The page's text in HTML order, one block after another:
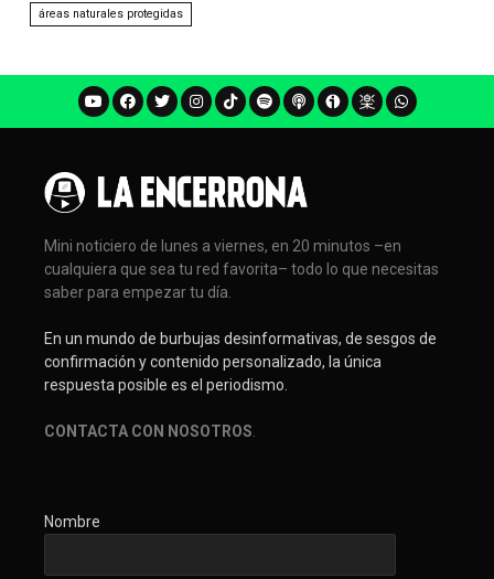
áreas naturales protegidas
Mini noticiero de lunes a viernes, en 20 minutos –en
cualquiera que sea tu red favorita– todo lo que necesitas
saber para empezar tu día.
En un mundo de burbujas desinformativas, de sesgos de
confirmación y contenido personalizado, la única
respuesta posible es el periodismo.
CONTACTA CON NOSOTROS
Nombre